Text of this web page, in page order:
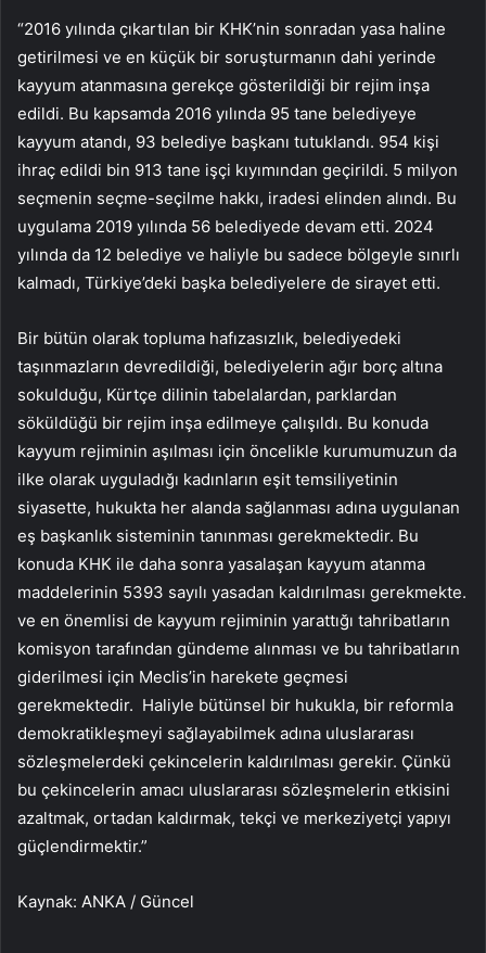
“2016 yılında çıkartılan bir KHK’nin sonradan yasa haline
getirilmesi ve en küçük bir soruşturmanın dahi yerinde
kayyum atanmasına gerekçe gösterildiği bir rejim inşa
edildi. Bu kapsamda 2016 yılında 95 tane belediyeye
kayyum atandı, 93 belediye başkanı tutuklandı. 954 kişi
ihraç edildi bin 913 tane işçi kıyımından geçirildi. 5 milyon
seçmenin seçme-seçilme hakkı, iradesi elinden alındı. Bu
uygulama 2019 yılında 56 belediyede devam etti. 2024
yılında da 12 belediye ve haliyle bu sadece bölgeyle sınırlı
kalmadı, Türkiye’deki başka belediyelere de sirayet etti.
Bir bütün olarak topluma hafızasızlık, belediyedeki
taşınmazların devredildiği, belediyelerin ağır borç altına
sokulduğu, Kürtçe dilinin tabelalardan, parklardan
söküldüğü bir rejim inşa edilmeye çalışıldı. Bu konuda
kayyum rejiminin aşılması için öncelikle kurumumuzun da
ilke olarak uyguladığı kadınların eşit temsiliyetinin
siyasette, hukukta her alanda sağlanması adına uygulanan
eş başkanlık sisteminin tanınması gerekmektedir. Bu
konuda KHK ile daha sonra yasalaşan kayyum atanma
maddelerinin 5393 sayılı yasadan kaldırılması gerekmekte.
ve en önemlisi de kayyum rejiminin yarattığı tahribatların
komisyon tarafından gündeme alınması ve bu tahribatların
giderilmesi için Meclis’in harekete geçmesi
gerekmektedir. Haliyle bütünsel bir hukukla, bir reformla
demokratikleşmeyi sağlayabilmek adına uluslararası
sözleşmelerdeki çekincelerin kaldırılması gerekir. Çünkü
bu çekincelerin amacı uluslararası sözleşmelerin etkisini
azaltmak, ortadan kaldırmak, tekçi ve merkeziyetçi yapıyı
güçlendirmektir.”
Kaynak: ANKA / Güncel